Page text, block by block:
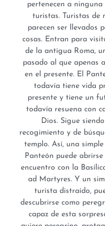
pertenecen a ninguna
turistas. Turistas de
parecen ser llevados
cosas. Entran para
de la antigua Roma,
pasado al que apenas
en el presente. El
todavía tiene vida
presente y tiene un
todavía resuena con
Dios. Sigue
recogimiento y de
templo. Así, una
Panteón puede
encuentro con la
ad Martyres. Y un
turista distraído,
descubrirse como
capaz de esta